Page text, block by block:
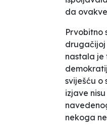
da
Prvobitno
drugačijoj
nastala je
sviješću o
izjave
nekoga